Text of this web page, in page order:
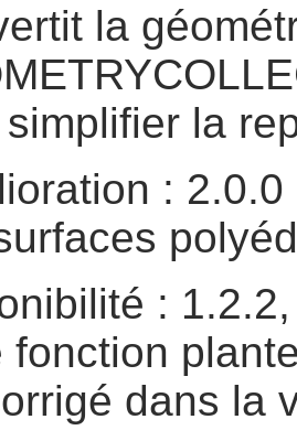
la
la
:
:
fonction
dans la